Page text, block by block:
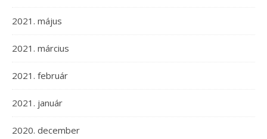
2021. május
2021. március
2021. február
2021. január
2020. december